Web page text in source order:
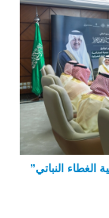
الغطاء النباتي”